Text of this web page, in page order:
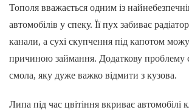
Тополя вважається одним із
автомобілів у спеку. Її пух забиває
канали, а сухі скупчення під капотом
причиною займання. Додаткову проблему
смола, яку дуже важко відмити з кузова.
Липа під час цвітіння вкриває